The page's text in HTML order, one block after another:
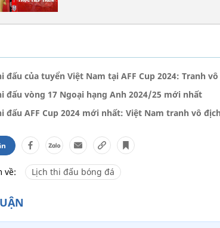
đấu của tuyển Việt Nam tại AFF Cup 2024: Tranh
đấu vòng 17 Ngoại hạng Anh 2024/25 mới nhất
đấu AFF Cup 2024 mới nhất: Việt Nam tranh vô
về: Lịch thi đấu bóng đá